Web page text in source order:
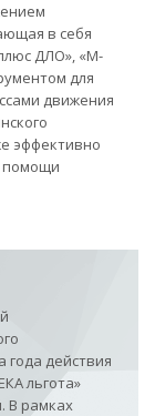
в себя
ДЛО», «М-
для
движения
эффективно
помощи
года действия
льгота»
В рамках